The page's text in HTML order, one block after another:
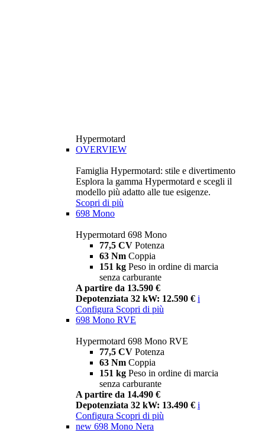
Hypermotard
OVERVIEW
Famiglia Hypermotard: stile e divertimento
Esplora la gamma Hypermotard e scegli il
modello più adatto alle tue esigenze.
Scopri di più
698 Mono
Hypermotard 698 Mono
77,5 CV Potenza
63 Nm Coppia
151 kg Peso in ordine di marcia
senza carburante
A partire da 13.590 €
Depotenziata 32 kW: 12.590 € i
Configura Scopri di più
698 Mono RVE
Hypermotard 698 Mono RVE
77,5 CV Potenza
63 Nm Coppia
151 kg Peso in ordine di marcia
senza carburante
A partire da 14.490 €
Depotenziata 32 kW: 13.490 € i
Configura Scopri di più
new 698 Mono Nera